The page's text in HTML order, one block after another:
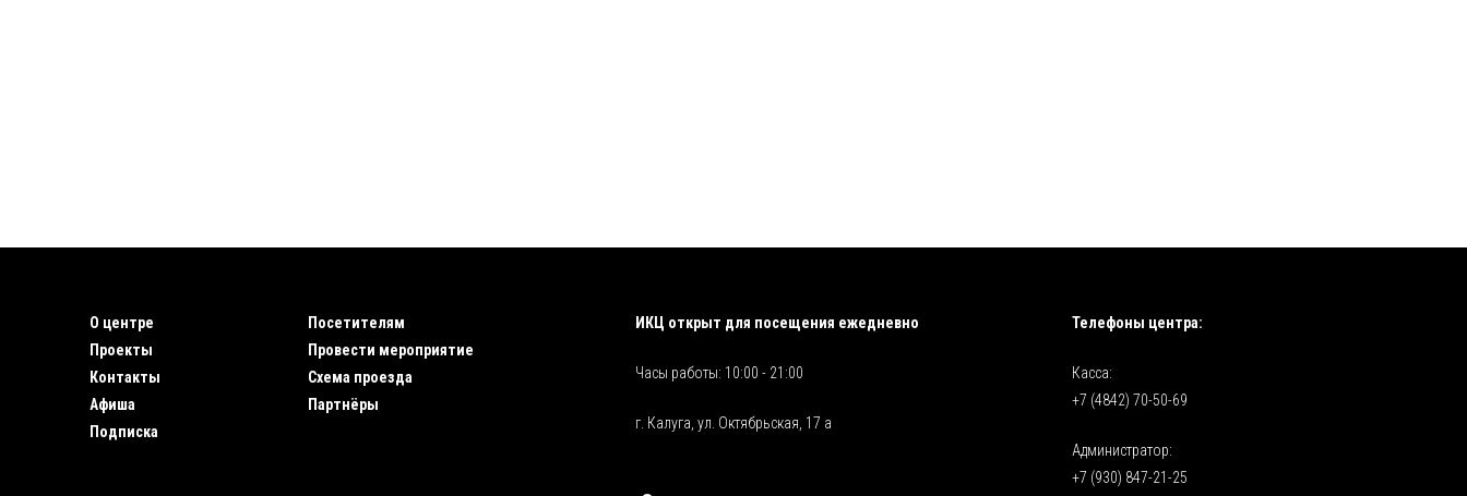
О центре
Проекты
Контакты
Афиша
Подписка
Посетителям
Провести мероприятие
Схема проезда
Партнёры
ИКЦ открыт для посещения ежедневно
Часы работы: 10:00 - 21:00
г. Калуга, ул. Октябрьская, 17 а
Телефоны центра:
Касса:
+7 (4842) 70-50-69
Администратор:
+7 (930) 847-21-25